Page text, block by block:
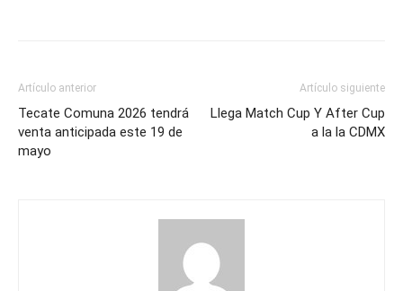
Artículo anterior
Tecate Comuna 2026 tendrá
venta anticipada este 19 de
mayo
Artículo siguiente
Llega Match Cup Y After Cup
a la la CDMX